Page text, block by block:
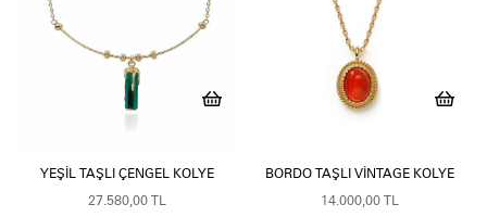
YEŞIL TAŞLI ÇENGEL KOLYE
27.580,00 TL
BORDO TAŞLI VINTAGE KOLYE
14.000,00 TL